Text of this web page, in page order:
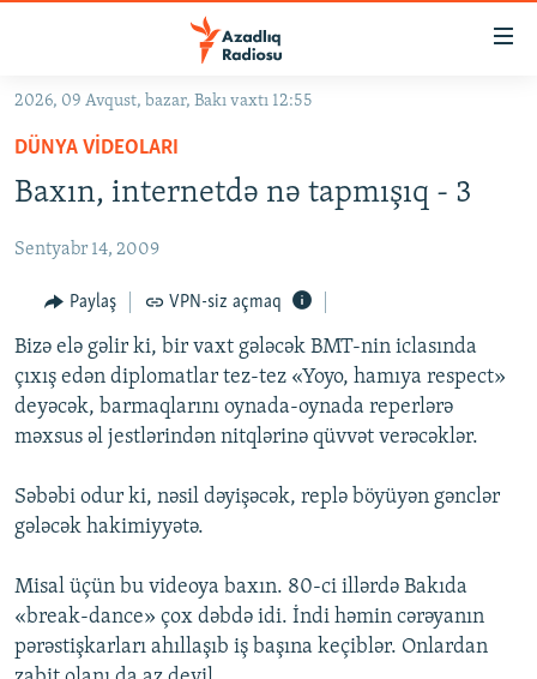
Əsas
qayıt
Əsas
qayıt
GÜNDƏM
KORRUPSIOMETR
#ƏSLINDƏ
FƏRQƏ BAX
QANUNI DOĞRU
ARAŞDIRMA
MULTIMEDIA
FOTOQALEREYA
KARIKATURA
OXU ZALI
İSLAM VƏ DEMOKRATIYA
İZ - MƏDƏNIYYƏT PROQRAMI
HAQQIMIZDA
PEŞƏ ETIKASI VƏ JURNALISTIKA STANDARTLARIMIZ
MATERIALLARIMIZDAN ISTIFADƏ
BIZI IZLƏ
2026, 09 Avqust, bazar, Bakı vaxtı 12:55
DÜNYA VIDEOLARI
Baxın, internetdə nə tapmışıq - 3
Sentyabr 14, 2009
Paylaş VPN-siz açmaq
Bizə elə gəlir ki, bir vaxt gələcək BMT-nin iclasında
çıxış edən diplomatlar tez-tez «Yoyo, hamıya respect»
deyəcək, barmaqlarını oynada-oynada reperlərə
məxsus əl jestlərindən nitqlərinə qüvvət verəcəklər.
Səbəbi odur ki, nəsil dəyişəcək, replə böyüyən gənclər
gələcək hakimiyyətə.
Misal üçün bu videoya baxın. 80-ci illərdə Bakıda
«break-dance» çox dəbdə idi. İndi həmin cərəyanın
pərəstişkarları ahıllaşıb iş başına keçiblər. Onlardan